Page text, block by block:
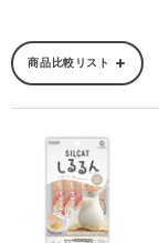
商品比較リスト